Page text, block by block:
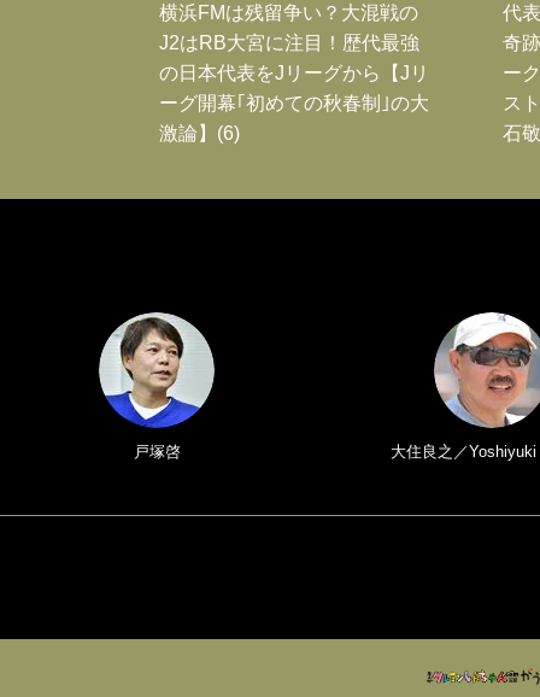
横浜FMは残留争い？大混戦の
J2はRB大宮に注目！歴代最強
の日本代表をJリーグから【Jリ
ーグ開幕｢初めての秋春制｣の大
激論】(6)
代
奇
ー
ス
石
戸塚啓 大住良之／